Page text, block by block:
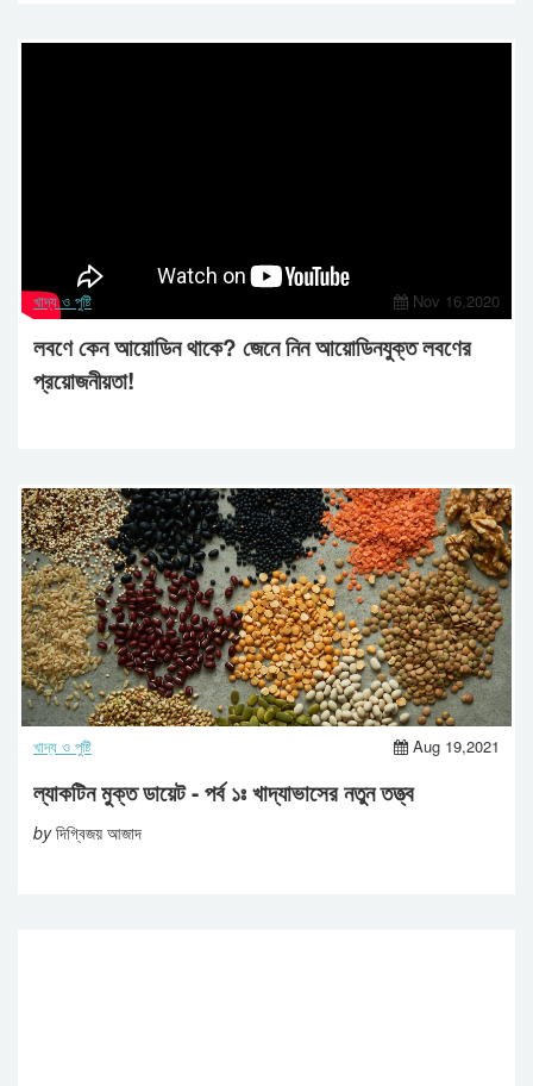
খাদ্য ও পুষ্টি Nov 16,2020
লবণে কেন আয়োডিন থাকে? জেনে নিন আয়োডিনযুক্ত লবণের
প্রয়োজনীয়তা!
খাদ্য ও পুষ্টি Aug 19,2021
ল্যাকটিন মুক্ত ডায়েট - পর্ব ১ঃ খাদ্যাভাসের নতুন তত্ত্ব
byদিগ্বিজয় আজাদ